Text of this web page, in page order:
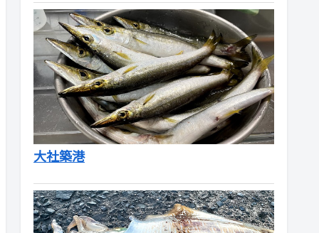
大社築港